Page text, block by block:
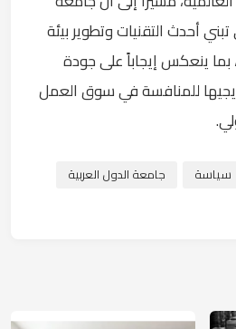
أحدث التقنيات وتطوير بيئة
بما ينعكس إيجاباً على جودة
للمنافسة في سوق العمل
سياسة
جامعة الدول العربية